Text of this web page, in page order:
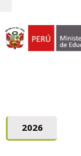
2026